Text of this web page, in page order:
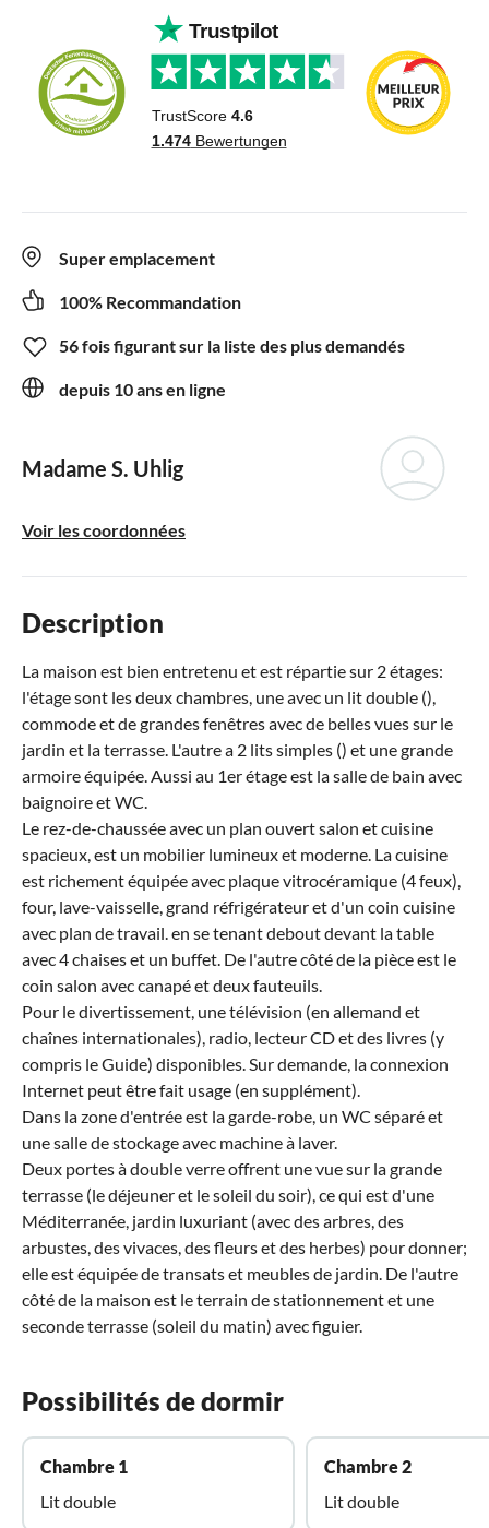
Super emplacement
100% Recommandation
56 fois figurant sur la liste des plus demandés
depuis 10 ans en ligne
Madame S. Uhlig
Voir les coordonnées
Description
La maison est bien entretenu et est répartie sur 2 étages:
l'étage sont les deux chambres, une avec un lit double (),
commode et de grandes fenêtres avec de belles vues sur le
jardin et la terrasse. L'autre a 2 lits simples () et une grande
armoire équipée. Aussi au 1er étage est la salle de bain avec
baignoire et WC.
Le rez-de-chaussée avec un plan ouvert salon et cuisine
spacieux, est un mobilier lumineux et moderne. La cuisine
est richement équipée avec plaque vitrocéramique (4 feux),
four, lave-vaisselle, grand réfrigérateur et d'un coin cuisine
avec plan de travail. en se tenant debout devant la table
avec 4 chaises et un buffet. De l'autre côté de la pièce est le
coin salon avec canapé et deux fauteuils.
Pour le divertissement, une télévision (en allemand et
chaînes internationales), radio, lecteur CD et des livres (y
compris le Guide) disponibles. Sur demande, la connexion
Internet peut être fait usage (en supplément).
Dans la zone d'entrée est la garde-robe, un WC séparé et
une salle de stockage avec machine à laver.
Deux portes à double verre offrent une vue sur la grande
terrasse (le déjeuner et le soleil du soir), ce qui est d'une
Méditerranée, jardin luxuriant (avec des arbres, des
arbustes, des vivaces, des fleurs et des herbes) pour donner;
elle est équipée de transats et meubles de jardin. De l'autre
côté de la maison est le terrain de stationnement et une
seconde terrasse (soleil du matin) avec figuier.
Possibilités de dormir
Chambre 1
Lit double
Chambre 2
Lit double